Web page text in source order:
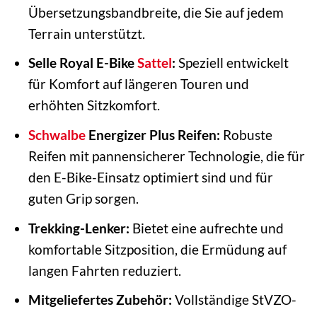
Übersetzungsbandbreite, die Sie auf jedem
Terrain unterstützt.
Selle Royal E-BikeSattel: Speziell entwickelt
für Komfort auf längeren Touren und
erhöhten Sitzkomfort.
SchwalbeEnergizer Plus Reifen: Robuste
Reifen mit pannensicherer Technologie, die für
den E-Bike-Einsatz optimiert sind und für
guten Grip sorgen.
Trekking-Lenker: Bietet eine aufrechte und
komfortable Sitzposition, die Ermüdung auf
langen Fahrten reduziert.
Mitgeliefertes Zubehör: Vollständige StVZO-